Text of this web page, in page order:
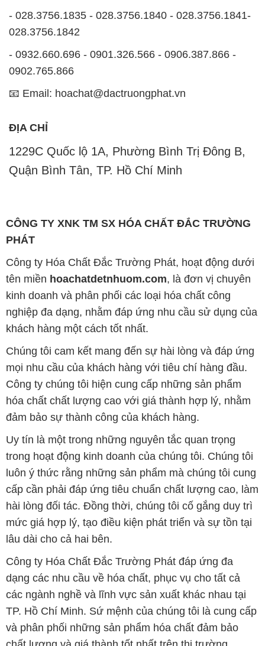
- 028.3756.1835 - 028.3756.1840 - 028.3756.1841-
028.3756.1842
- 0932.660.696 - 0901.326.566 - 0906.387.866 -
0902.765.866
📧 Email: hoachat@dactruongphat.vn
ĐỊA CHỈ
1229C Quốc lộ 1A, Phường Bình Trị Đông B,
Quận Bình Tân, TP. Hồ Chí Minh
CÔNG TY XNK TM SX HÓA CHẤT ĐẮC TRƯỜNG
PHÁT
Công ty Hóa Chất Đắc Trường Phát, hoạt động dưới
tên miền hoachatdetnhuom.com, là đơn vị chuyên
kinh doanh và phân phối các loại hóa chất công
nghiệp đa dạng, nhằm đáp ứng nhu cầu sử dụng của
khách hàng một cách tốt nhất.
Chúng tôi cam kết mang đến sự hài lòng và đáp ứng
mọi nhu cầu của khách hàng với tiêu chí hàng đầu.
Công ty chúng tôi hiện cung cấp những sản phẩm
hóa chất chất lượng cao với giá thành hợp lý, nhằm
đảm bảo sự thành công của khách hàng.
Uy tín là một trong những nguyên tắc quan trọng
trong hoạt động kinh doanh của chúng tôi. Chúng tôi
luôn ý thức rằng những sản phẩm mà chúng tôi cung
cấp cần phải đáp ứng tiêu chuẩn chất lượng cao, làm
hài lòng đối tác. Đồng thời, chúng tôi cố gắng duy trì
mức giá hợp lý, tạo điều kiện phát triển và sự tồn tại
lâu dài cho cả hai bên.
Công ty Hóa Chất Đắc Trường Phát đáp ứng đa
dạng các nhu cầu về hóa chất, phục vụ cho tất cả
các ngành nghề và lĩnh vực sản xuất khác nhau tại
TP. Hồ Chí Minh. Sứ mệnh của chúng tôi là cung cấp
và phân phối những sản phẩm hóa chất đảm bảo